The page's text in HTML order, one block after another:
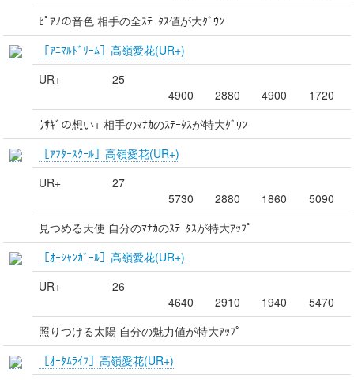
ﾋﾟｱﾉの音色 相手の全ｽﾃｰﾀｽ値が大ﾀﾞｳﾝ
［ｱﾆﾏﾙﾄﾞﾘｰﾑ］高嶺愛花(UR+)
UR+
25
4900
2880 4900
1720
ｳｻｷﾞの想い+ 相手のﾏﾅｶのｽﾃｰﾀｽが特大ﾀﾞｳﾝ
［ｱﾌﾀｰｽｸｰﾙ］高嶺愛花(UR+)
UR+
27
5730
2880 1860
5090
見つめる天使 自分のﾏﾅｶのｽﾃｰﾀｽが特大ｱｯﾌﾟ
［ｵｰｼｬﾝｶﾞｰﾙ］高嶺愛花(UR+)
UR+
26
4640
2910 1940
5470
照りつける太陽 自分の魅力値が特大ｱｯﾌﾟ
［ｵｰﾀﾑﾗｲﾌ］高嶺愛花(UR+)